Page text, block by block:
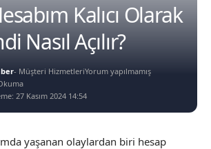
Kalıcı Olarak
Nasıl Açılır?
27 Kasım 2024 14:54
- Müşteri HizmetleriYorum yapılmamış
yaşanan olaylardan biri hesap